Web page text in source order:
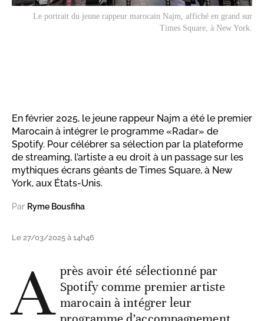
Le portrait du jeune rappeur marocain Najm, affiché en grand sur
Times Square, à New York.
En février 2025, le jeune rappeur Najm a été le premier
Marocain à intégrer le programme «Radar» de
Spotify. Pour célébrer sa sélection par la plateforme
de streaming, l’artiste a eu droit à un passage sur les
mythiques écrans géants de Times Square, à New
York, aux États-Unis.
Par Ryme Bousfiha
Le 27/03/2025 à 14h46
A près avoir été sélectionné par
Spotify comme premier artiste
marocain à intégrer leur